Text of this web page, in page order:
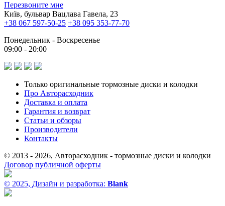
Перезвоните мне
Київ, бульвар Вацлава Гавела, 23
+38 067 597-50-25 +38 095 353-77-70
Понедельник - Воскресенье
09:00 - 20:00
Только оригинальные тормозные диски и колодки
Про Авторасходник
Доставка и оплата
Гарантия и возврат
Статьи и обзоры
Производители
Контакты
© 2013 - 2026, Авторасходник - тормозные диски и колодки
Договор публичной оферты
© 2025, Дизайн и разработка: Blank